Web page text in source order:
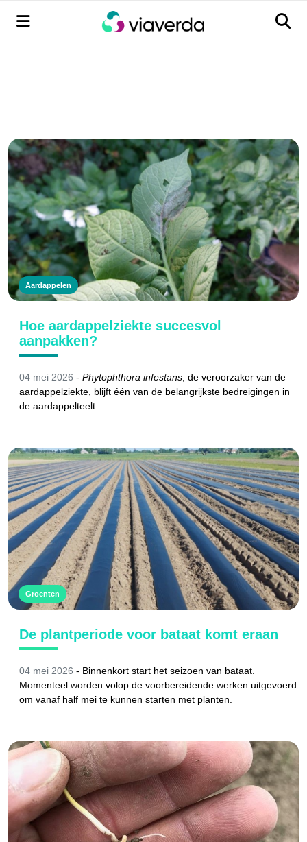
Menu Menu
Aardappelen
Hoe aardappelziekte succesvol
aanpakken?
04 mei 2026 - Phytophthora infestans , de veroorzaker van de
aardappelziekte, blijft één van de belangrijkste bedreigingen in
de aardappelteelt.
Groenten
De plantperiode voor bataat komt eraan
04 mei 2026 - Binnenkort start het seizoen van bataat.
Momenteel worden volop de voorbereidende werken uitgevoerd
om vanaf half mei te kunnen starten met planten.